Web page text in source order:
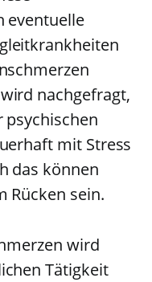
eventuelle
nachgefragt,
psychischen
mit Stress
das können
Rücken sein.
wird
Tätigkeit